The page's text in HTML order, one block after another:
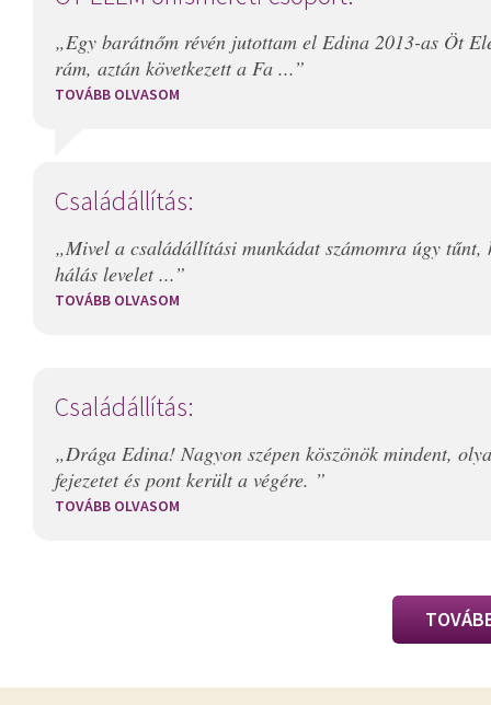
„Egy barátnőm révén jutottam el Edina 2013-as Öt
rám, aztán következett a Fa ...”
TOVÁBB OLVASOM
Családállítás:
„Mivel a családállítási munkádat számomra úgy
hálás levelet ...”
TOVÁBB OLVASOM
Családállítás:
„Drága Edina! Nagyon szépen köszönök mindent,
fejezetet és pont került a végére. ”
TOVÁBB OLVASOM